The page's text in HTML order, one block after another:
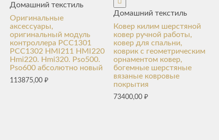
Домашний текстиль
Оригинальные
аксессуары,
оригинальный модуль
контроллера PCC1301
PCC1302 HMI211 HMI220
Hmi220. Hmi320. Pso500.
Pso600 абсолютно новый
113875,00 ₽
Домашний текстиль
Ковер килим шерстяной
ковер ручной работы,
ковер для спальни,
коврик с геометрическим
орнаментом ковер,
богемные шерстяные
вязаные ковровые
покрытия
73400,00₽